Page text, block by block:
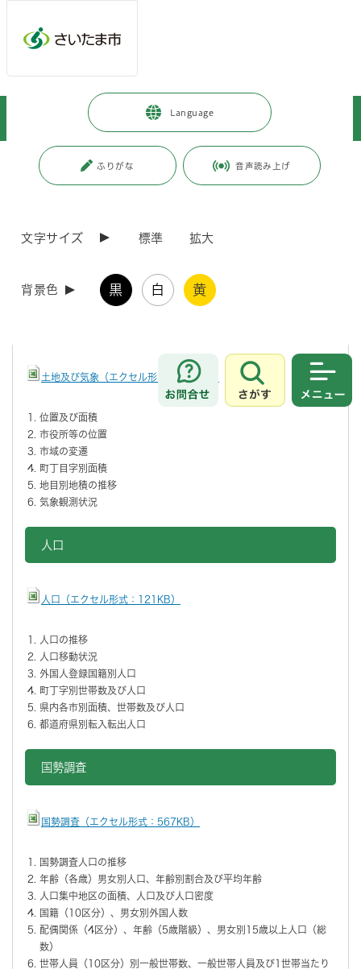
Language
ふりがな 音声読み上げ
文字サイズ 標準 拡大
背景色 黒 白 黄
お問合せ
さがす
市政情報 人口・統計 >
>
更新日付：2019年3月31日 / ページ番号：C002179
さいたま市統計書は、本市の自然、人口、経済、社会、教育などの各
しようとするものです。
土地及び気象（エクセル形式：113KB）
位置及び面積
市役所等の位置
市域の変遷
町丁目字別面積
地目別地積の推移
気象観測状況
人口
人口（エクセル形式：121KB）
人口の推移
人口移動状況
外国人登録国籍別人口
町丁字別世帯数及び人口
県内各市別面積、世帯数及び人口
都道府県別転入転出人口
国勢調査
国勢調査（エクセル形式：567KB）
国勢調査人口の推移
年齢（各歳）男女別人口、年齢別割合及び平均年齢
人口集中地区の面積、人口及び人口密度
国籍（10区分）、男女別外国人数
配偶関係（4区分）、年齢（5歳階級）、男女別15歳以上人口（総
数）
世帯人員（10区分）別一般世帯数、一般世帯人員及び1世帯当たり